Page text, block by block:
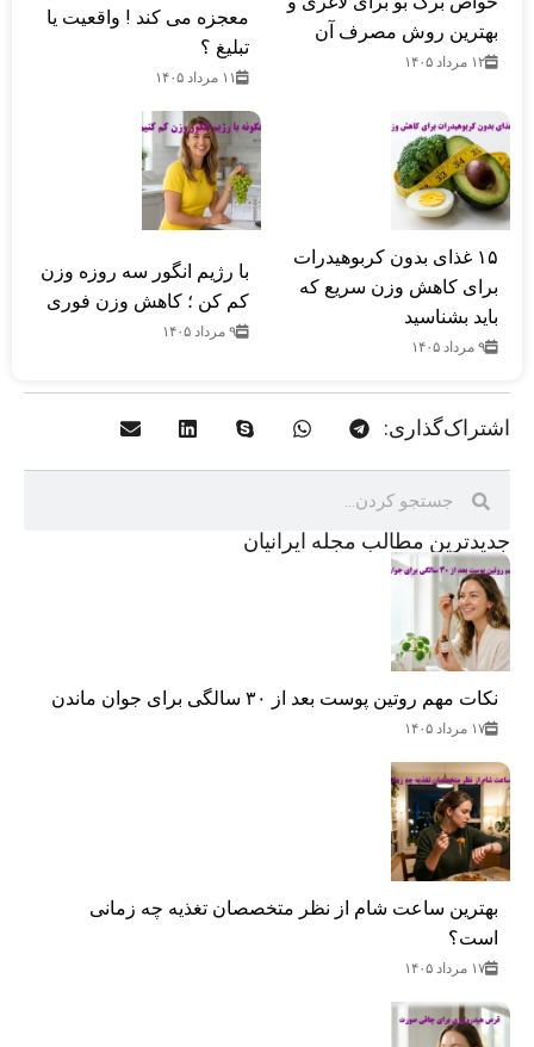
بهترین روش مصرف آن
۱۲ مرداد ۱۴۰۵
معجزه می کند ! واقعیت یا
تبلیغ ؟
۱۱ مرداد ۱۴۰۵
۱۵ غذای بدون کربوهیدرات
برای کاهش وزن سریع که
باید بشناسید
۹ مرداد ۱۴۰۵
با رژیم انگور سه روزه وزن
کم کن ؛ کاهش وزن فوری
۹ مرداد ۱۴۰۵
اشتراک‌گذاری:
جدید‌ترین مطالب مجله ایرانیان
نکات مهم روتین پوست بعد از ۳۰ سالگی برای جوان ماندن
۱۷ مرداد ۱۴۰۵
بهترین ساعت شام از نظر متخصصان تغذیه چه زمانی
است؟
۱۷ مرداد ۱۴۰۵